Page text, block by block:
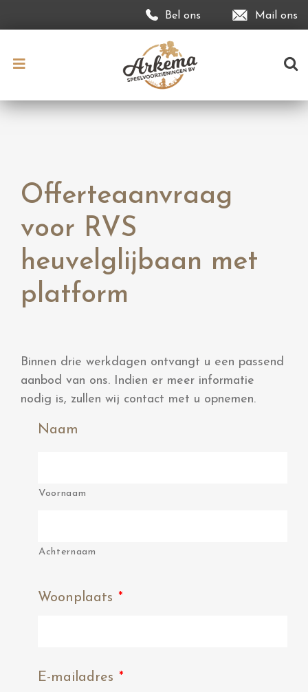
Bel ons Mail ons
Offerteaanvraag
voor RVS
heuvelglijbaan met
platform
Binnen drie werkdagen ontvangt u een passend
aanbod van ons. Indien er meer informatie
nodig is, zullen wij contact met u opnemen.
Naam
Voornaam
Achternaam
Woonplaats *
E-mailadres *